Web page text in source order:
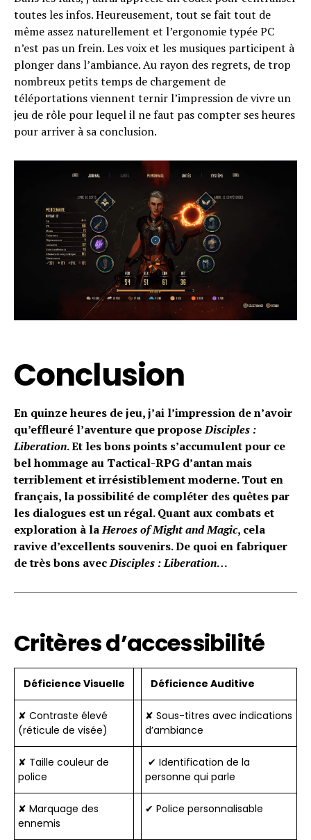
toutes les infos. Heureusement, tout se fait tout de
même assez naturellement et l’ergonomie typée PC
n’est pas un frein. Les voix et les musiques participent à
plonger dans l’ambiance. Au rayon des regrets, de trop
nombreux petits temps de chargement de
téléportations viennent ternir l’impression de vivre un
jeu de rôle pour lequel il ne faut pas compter ses heures
pour arriver à sa conclusion.
Conclusion
En quinze heures de jeu, j’ai l’impression de n’avoir
qu’effleuré l’aventure que proposeDisciples :
Liberation. Et les bons points s’accumulent pour ce
bel hommage au Tactical-RPG d’antan mais
terriblement et irrésistiblement moderne. Tout en
français, la possibilité de compléter des quêtes par
les dialogues est un régal. Quant aux combats et
exploration à laHeroes of Might and Magic, cela
ravive d’excellents souvenirs. De quoi en fabriquer
de très bons avecDisciples : Liberation…
Critères d’accessibilité
Déficience Visuelle Déficience Auditive
✘ Contraste élevé
(réticule de visée)
✘ Sous-titres avec indications
d’ambiance
✘ Taille couleur de
police
✔ Identification de la
personne qui parle
✘ Marquage des
ennemis
✔ Police personnalisable
Flipboard
Reddit
Pinterest
Whatsapp
Email